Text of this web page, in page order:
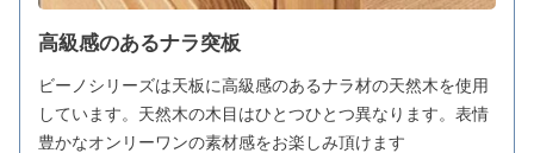
高級感のあるナラ突板
ビーノシリーズは天板に高級感のあるナラ材の天然木を使用
しています。天然木の木目はひとつひとつ異なります。表情
豊かなオンリーワンの素材感をお楽しみ頂けます